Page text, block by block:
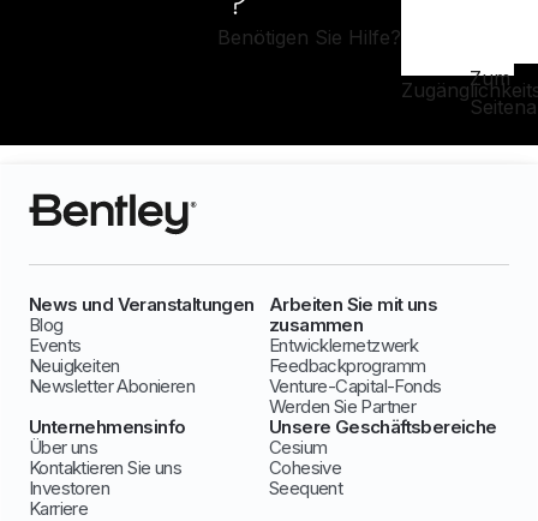
Benötigen Sie Hilfe?
Zum
News und Veranstaltungen
Blog
Events
Neuigkeiten
Newsletter Abonieren
Arbeiten Sie mit uns
zusammen
Entwicklernetzwerk
Feedbackprogramm
Venture-Capital-Fonds
Werden Sie Partner
Unternehmensinfo
Über uns
Kontaktieren Sie uns
Investoren
Karriere
Unsere Geschäftsbereiche
Cesium
Cohesive
Seequent